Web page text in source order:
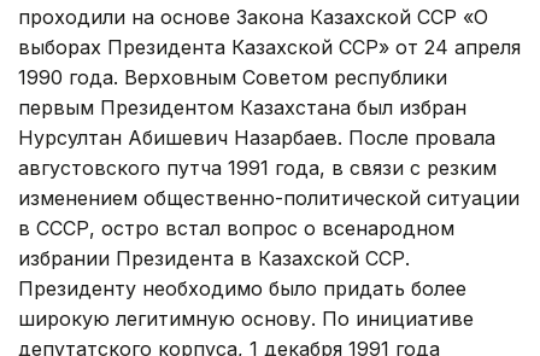
проходили на основе Закона Казахской ССР «О
выборах Президента Казахской ССР» от 24 апреля
1990 года. Верховным Советом республики
первым Президентом Казахстана был избран
Нурсултан Абишевич Назарбаев. После провала
августовского путча 1991 года, в связи с резким
изменением общественно-политической ситуации
в СССР, остро встал вопрос о всенародном
избрании Президента в Казахской ССР.
Президенту необходимо было придать более
широкую легитимную основу. По инициативе
депутатского корпуса, 1 декабря 1991 года